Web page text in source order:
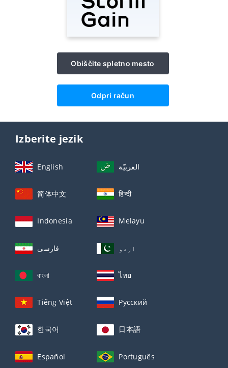
Obiščite spletno mesto
Odpri račun
Izberite jezik
English العربيّة
简体中文 हिन्दी
Indonesia Melayu
فارسی اردو
বাংলা ไทย
Tiếng Việt Русский
한국어 日本語
Español Português